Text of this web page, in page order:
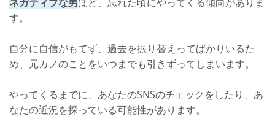
す。
自分に自信がもてず、過去を振り替えってばかりいるた
め、元カノのことをいつまでも引きずってしまいます。
やってくるまでに、あなたのSNSのチェックをしたり、あ
なたの近況を探っている可能性があります。